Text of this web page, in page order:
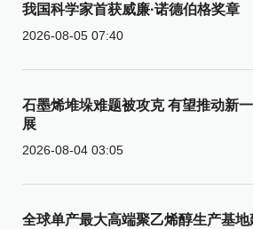
我国科学家首获威廉·诺德伯格奖章
2026-08-05 07:40
石墨烯堆垛难题被攻克 有望推动新
展
2026-08-04 03:05
全球单产最大高端聚乙烯醇生产基